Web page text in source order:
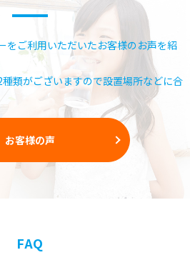
をご利用いただいたお客様のお声を紹
類がございますので設置場所などに合
お客様の声
FAQ